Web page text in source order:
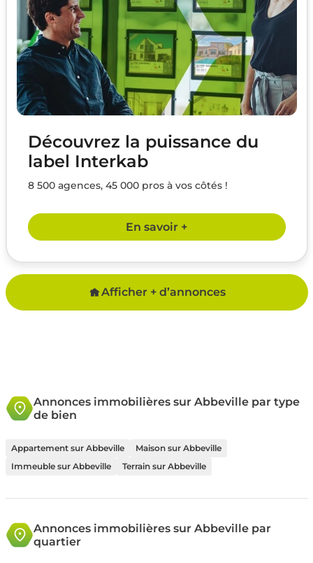
Découvrez la puissance du
label Interkab
8 500 agences, 45 000 pros à vos côtés !
En savoir +
Afficher + d’annonces
Annonces immobilières sur Abbeville par type
de bien
Appartement sur Abbeville
Maison sur Abbeville
Immeuble sur Abbeville
Terrain sur Abbeville
Annonces immobilières sur Abbeville par
quartier